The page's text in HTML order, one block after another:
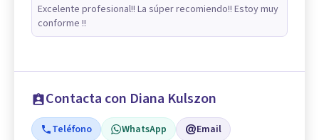
Excelente profesional!! La súper recomiendo!! Estoy muy
conforme !!
Contacta con Diana Kulszon
Teléfono WhatsApp Email